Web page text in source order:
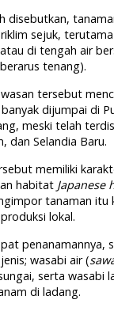
disebutkan,
sejuk,
di tengah air
tenang).
tersebut
dijumpai di
meski telah
dan Selandia Baru.
memiliki
habitat Japanese
tanaman itu
lokal.
penanamannya,
wasabi air (
serta wasabi
di ladang.